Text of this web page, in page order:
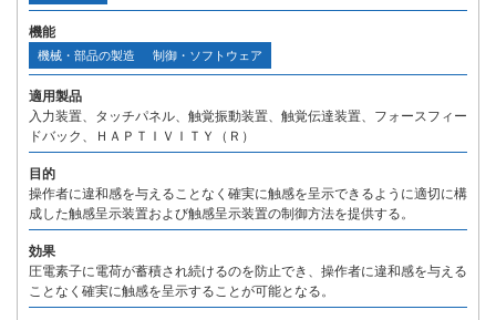
機能
機械・部品の製造 制御・ソフトウェア
適用製品
入力装置、タッチパネル、触覚振動装置、触覚伝達装置、フォースフィー
ドバック、ＨＡＰＴＩＶＩＴＹ（Ｒ）
目的
操作者に違和感を与えることなく確実に触感を呈示できるように適切に構
成した触感呈示装置および触感呈示装置の制御方法を提供する。
効果
圧電素子に電荷が蓄積され続けるのを防止でき、操作者に違和感を与える
ことなく確実に触感を呈示することが可能となる。